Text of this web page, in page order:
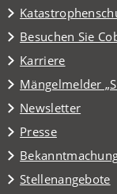
Besuchen Sie
(Öffnet
in
einem
neuen
Tab)
Karriere
Mängelmelder
(Öffnet
in
einem
neuen
Tab)
Newsletter
Presse
Stellenangebote